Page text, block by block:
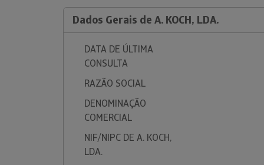
Dados Gerais de A. KOCH, LDA.
DATA DE ÚLTIMA
CONSULTA
RAZÃO SOCIAL
DENOMINAÇÃO
COMERCIAL
NIF/NIPC DE A. KOCH,
LDA.